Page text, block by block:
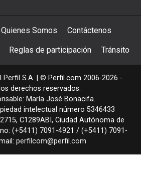
Quienes Somos Contáctenos
Reglas de participación Tránsito
Perfil S.A. | © Perfil.com 2006-2026 -
derechos reservados.
María José Bonacifa.
intelectual número 5346433
, C1289ABI , Ciudad Autónoma de
(+5411) 7091-4921 / (+5411) 7091-
perfilcom@perfil.com